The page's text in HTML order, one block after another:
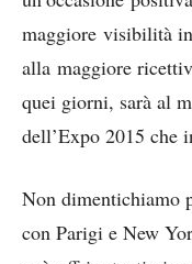
maggiore visibilità
alla maggiore
quei giorni, sarà al
dell’Expo 2015 che
Non dimentichiamo
con Parigi e New